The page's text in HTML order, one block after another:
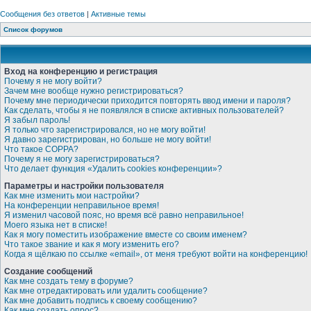
Сообщения без ответов | Активные темы
Список форумов
Вход на конференцию и регистрация
Почему я не могу войти?
Зачем мне вообще нужно регистрироваться?
Почему мне периодически приходится повторять ввод имени и пароля?
Как сделать, чтобы я не появлялся в списке активных пользователей?
Я забыл пароль!
Я только что зарегистрировался, но не могу войти!
Я давно зарегистрирован, но больше не могу войти!
Что такое COPPA?
Почему я не могу зарегистрироваться?
Что делает функция «Удалить cookies конференции»?
Параметры и настройки пользователя
Как мне изменить мои настройки?
На конференции неправильное время!
Я изменил часовой пояс, но время всё равно неправильное!
Моего языка нет в списке!
Как я могу поместить изображение вместе со своим именем?
Что такое звание и как я могу изменить его?
Когда я щёлкаю по ссылке «email», от меня требуют войти на конференцию!
Создание сообщений
Как мне создать тему в форуме?
Как мне отредактировать или удалить сообщение?
Как мне добавить подпись к своему сообщению?